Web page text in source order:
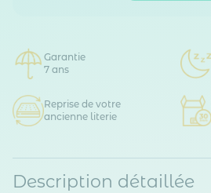
Garantie
7 ans
Reprise de votre
ancienne literie
Description détaillée